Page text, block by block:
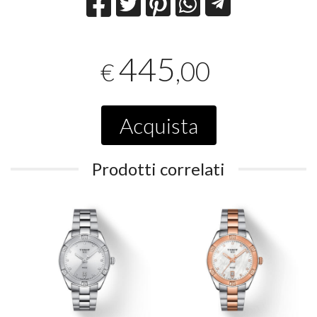
€445,00
Acquista
Prodotti correlati